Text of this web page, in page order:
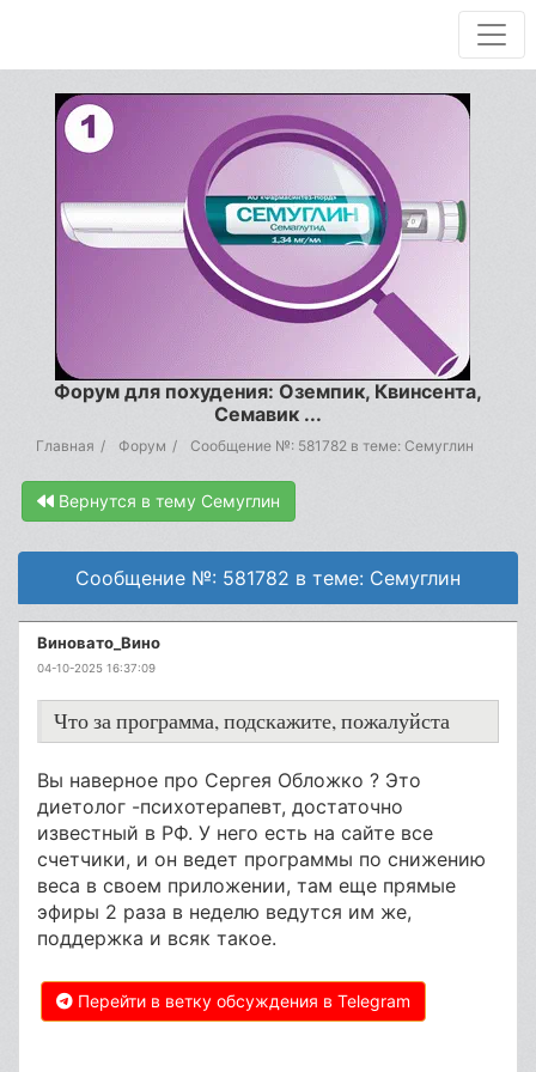
Форум для похудения: Оземпик, Квинсента,
Семавик ...
Главная Форум Сообщение №: 581782 в теме: Семуглин
Вернутся в тему Семуглин
Сообщение №: 581782 в теме: Семуглин
Виновато_Вино
04-10-2025 16:37:09
Что за программа, подскажите, пожалуйста
Вы наверное про Сергея Обложко ? Это
диетолог -психотерапевт, достаточно
известный в РФ. У него есть на сайте все
счетчики, и он ведет программы по снижению
веса в своем приложении, там еще прямые
эфиры 2 раза в неделю ведутся им же,
поддержка и всяк такое.
Перейти в ветку обсуждения в Telegram